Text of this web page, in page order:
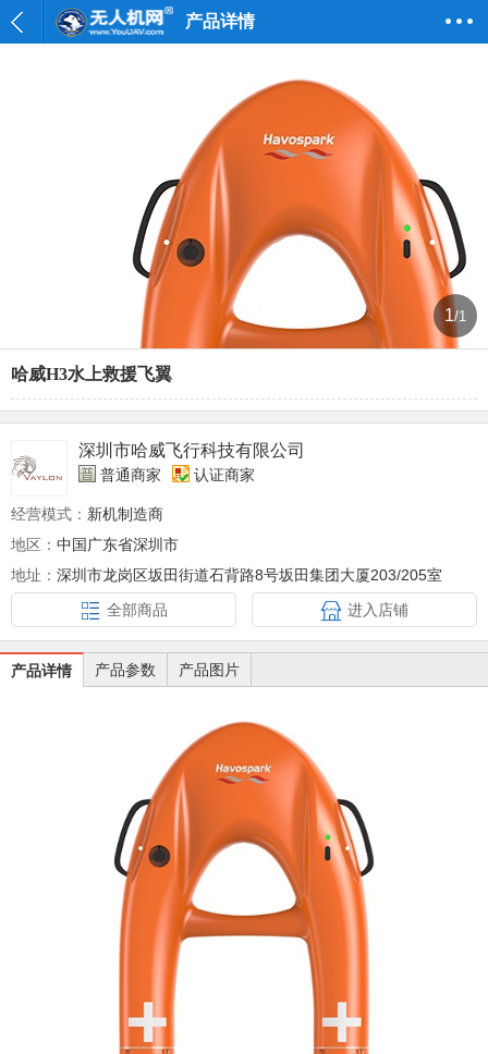
产品详情
1/1
哈威H3水上救援飞翼
深圳市哈威飞行科技有限公司
普通商家 认证商家
经营模式： 新机制造商
地区： 中国广东省深圳市
地址： 深圳市龙岗区坂田街道石背路8号坂田集团大厦203/205室
全部商品
进入店铺
产品详情 产品参数 产品图片